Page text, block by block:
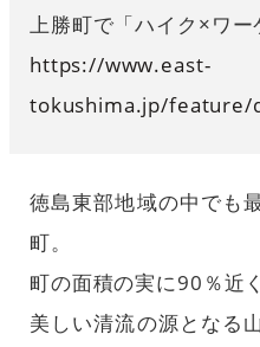
上勝町で「ハイク×ワ
https://www.east-
tokushima.jp/feature/
徳島東部地域の中でも
町。
町の面積の実に90％近
美しい清流の源となる